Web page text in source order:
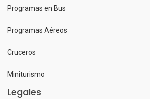
Programas en Bus
Programas Aéreos
Cruceros
Miniturismo
Legales